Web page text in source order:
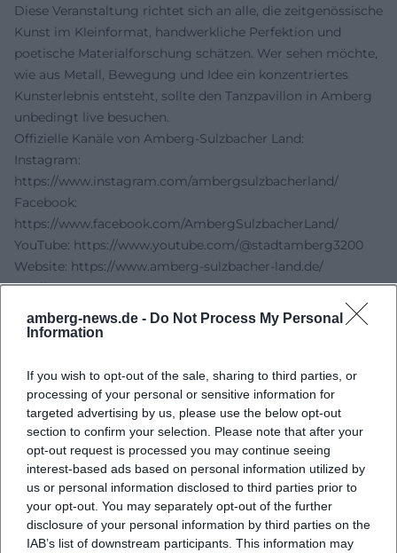
amberg-news.de - Do Not Process My Personal
Information
If you wish to opt-out of the sale, sharing to third parties, or
processing of your personal or sensitive information for
targeted advertising by us, please use the below opt-out
section to confirm your selection. Please note that after your
opt-out request is processed you may continue seeing
interest-based ads based on personal information utilized by
us or personal information disclosed to third parties prior to
your opt-out. You may separately opt-out of the further
disclosure of your personal information by third parties on the
IAB’s list of downstream participants. This information may
Diese Veranstaltung richtet sich an alle, die zeitgenössische
Kunst im Kleinformat, handwerkliche Perfektion und
poetische Materialforschung schätzen. Wer sehen möchte,
wie aus Metall, Bewegung und Idee ein konzentriertes
Kunsterlebnis entsteht, sollte den Tanzpavillon in Amberg
unbedingt live besuchen.
Offizielle Kanäle von Amberg-Sulzbacher Land:
Instagram:
https://www.instagram.com/ambergsulzbacherland/
Facebook:
https://www.facebook.com/AmbergSulzbacherLand/
YouTube: https://www.youtube.com/@stadtamberg3200
Website: https://www.amberg-sulzbacher-land.de/
Quellen:
Oberpfalz.de – Tanzpavillon Solo-Jazz
Oberpfalz.de – Tanzpavillon Eröffnung
Museen in Bayern – Michael Jank, Wolken
Amberg-Sulzbacher Land – Offizielle Website